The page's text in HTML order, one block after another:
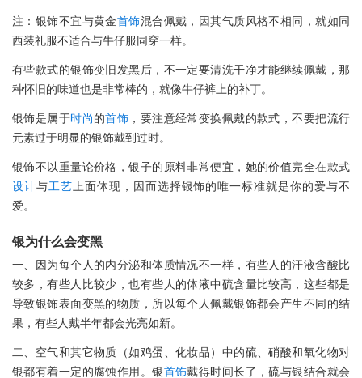
注：银饰不宜与黄金首饰混合佩戴，因其气质风格不相同，就如同
西装礼服不适合与牛仔服同穿一样。
有些款式的银饰变旧发黑后，不一定要清洗干净才能继续佩戴，那
种怀旧的味道也是非常棒的，就像牛仔裤上的补丁。
银饰是属于时尚的首饰 ，要注意经常变换佩戴的款式，不要把流行
元素过于明显的银饰戴到过时。
银饰不以重量论价格，银子的原料非常便宜，她的价值完全在款式
设计与工艺上面体现，因而选择银饰的唯一标准就是你的爱与不
爱。
银为什么会变黑
一、因为每个人的内分泌和体质情况不一样，有些人的汗液含酸比
较多，有些人比较少，也有些人的体液中硫含量比较高，这些都是
导致银饰表面变黑的物质，所以每个人佩戴银饰都会产生不同的结
果，有些人戴半年都会光亮如新。
二、空气和其它物质（如鸡蛋、化妆品）中的硫、硝酸和氧化物对
银都有着一定的腐蚀作用。银首饰戴得时间长了，硫与银结合就会